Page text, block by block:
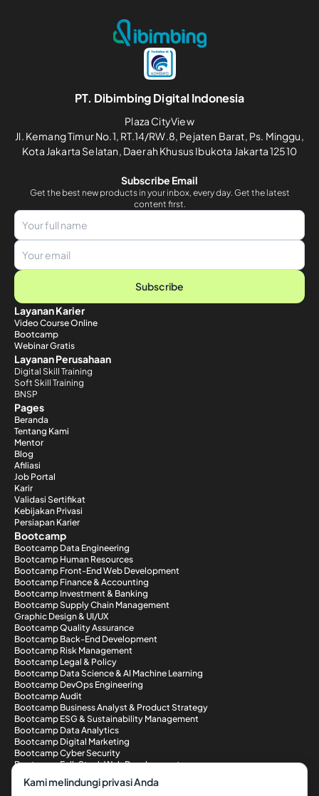
PT. Dibimbing Digital Indonesia
Plaza CityView
Jl. Kemang Timur No.1, RT.14/RW.8, Pejaten Barat, Ps. Minggu,
Kota Jakarta Selatan, Daerah Khusus Ibukota Jakarta 12510
Subscribe Email
Get the best new products in your inbox, every day. Get the latest
content first.
Subscribe
Layanan Karier
Video Course Online
Bootcamp
Webinar Gratis
Layanan Perusahaan
Digital Skill Training
Soft Skill Training
BNSP
Pages
Beranda
Tentang Kami
Mentor
Blog
Afiliasi
Job Portal
Karir
Validasi Sertifikat
Kebijakan Privasi
Persiapan Karier
Bootcamp
Bootcamp Data Engineering
Bootcamp Human Resources
Bootcamp Front-End Web Development
Bootcamp Finance & Accounting
Bootcamp Investment & Banking
Bootcamp Supply Chain Management
Graphic Design & UI/UX
Bootcamp Quality Assurance
Bootcamp Back-End Development
Bootcamp Risk Management
Bootcamp Legal & Policy
Bootcamp Data Science & AI Machine Learning
Bootcamp DevOps Engineering
Bootcamp Audit
Bootcamp Business Analyst & Product Strategy
Bootcamp ESG & Sustainability Management
Bootcamp Data Analytics
Bootcamp Digital Marketing
Bootcamp Cyber Security
Bootcamp Full-Stack Web Development
Metode Pembayaran
Kami melindungi privasi Anda